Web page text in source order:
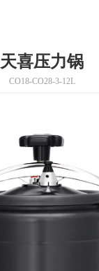
天喜压力锅
CO18-CO28-3-12L